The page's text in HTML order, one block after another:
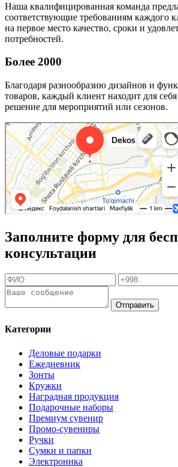
Наша квалифицированная команда
соответствующие требованиям каждого
на первое место качество, сроки и
потребностей.
Более 2000
Благодаря разнообразию дизайнов и
товаров, каждый клиент находит для
решение для мероприятий или сезонов.
Заполните форму для
консультации
Отправить
Категории
Деловые подарки
Ежедневник
Зонты
Кружки
Наградная продукция
Подарочные наборы
Премиум сувенир
Промо-сувениры
Ручки
Сумки и папки
Электроника